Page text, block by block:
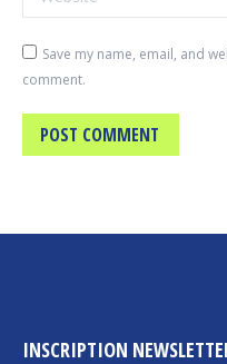
Save my name, email, and
comment.
POST COMMENT
INSCRIPTION